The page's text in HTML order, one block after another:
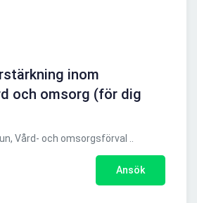
inom
och omsorg (för dig
Vård- och omsorgsförval ..
Ansök